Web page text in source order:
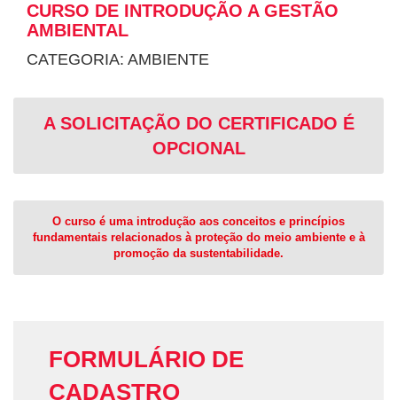
CURSO DE INTRODUÇÃO A GESTÃO
AMBIENTAL
CATEGORIA: AMBIENTE
A SOLICITAÇÃO DO CERTIFICADO É
OPCIONAL
O curso é uma introdução aos conceitos e princípios
fundamentais relacionados à proteção do meio ambiente e à
promoção da sustentabilidade.
FORMULÁRIO DE
CADASTRO